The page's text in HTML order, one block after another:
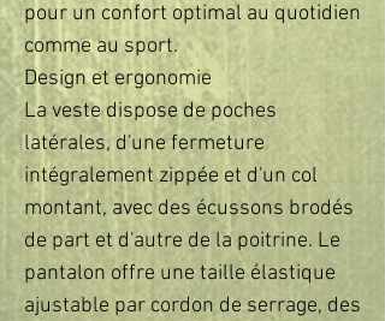
pour un confort optimal au quotidien
comme au sport.
Design et ergonomie
La veste dispose de poches
latérales, d'une fermeture
intégralement zippée et d'un col
montant, avec des écussons brodés
de part et d'autre de la poitrine. Le
pantalon offre une taille élastique
ajustable par cordon de serrage, des